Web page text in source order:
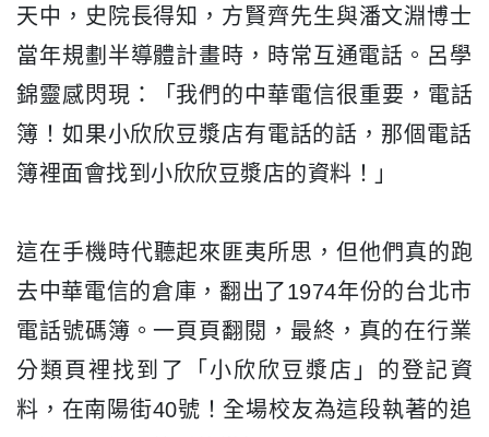
天中，史院長得知， 方賢齊先生與潘文淵博士
當年規劃半導體計畫時，時常互通電話。 呂學
錦靈感閃現：「我們的中華電信很重要，電話
簿！ 如果小欣欣豆漿店有電話的話， 那個電話
簿裡面會找到小欣欣豆漿店的資料！」
這在手機時代聽起來匪夷所思，但他們真的跑
去中華電信的倉庫， 翻出了1974年份的台北市
電話號碼簿。一頁頁翻閱，最終， 真的在行業
分類頁裡找到了「小欣欣豆漿店」的登記資
料， 在南陽街40號！全場校友為這段執著的追